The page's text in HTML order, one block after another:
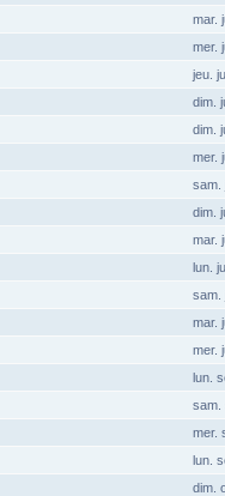
mar.
mer.
jeu.
dim.
dim.
mer.
sam.
dim.
mar.
lun.
sam.
mar.
mer.
lun.
sam.
mer.
lun.
dim.